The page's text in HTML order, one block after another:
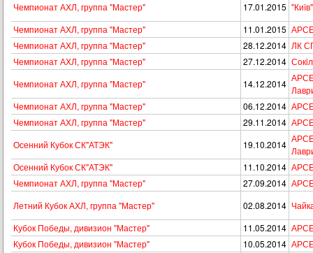
Чемпионат АХЛ, группа "Мастер"
17.01.2015
Чемпионат АХЛ, группа "Мастер"
11.01.2015
Чемпионат АХЛ, группа "Мастер"
28.12.2014 ЛК
Чемпионат АХЛ, группа "Мастер"
27.12.2014
Чемпионат АХЛ, группа "Мастер"
14.12.2014
Чемпионат АХЛ, группа "Мастер"
06.12.2014
Чемпионат АХЛ, группа "Мастер"
29.11.2014
Осенний Кубок СК"АТЭК"
19.10.2014
Осенний Кубок СК"АТЭК"
11.10.2014
Чемпионат АХЛ, группа "Мастер"
27.09.2014
Летний Кубок АХЛ, группа "Мастер"
02.08.2014
Кубок Победы, дивизион "Мастер"
11.05.2014
Кубок Победы, дивизион "Мастер"
10.05.2014